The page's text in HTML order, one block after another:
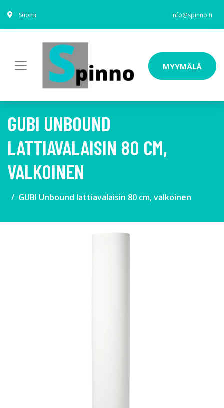
Suomi info@spinno.fi
MYYMÄLÄ
GUBI UNBOUND
LATTIAVALAISIN 80 CM,
VALKOINEN
GUBI Unbound lattiavalaisin 80 cm, valkoinen